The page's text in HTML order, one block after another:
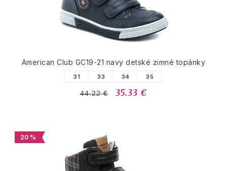
American Club GC19-21 navy detské zimné topánky
31 33 34 35
44.22 € 35.33 €
20 %